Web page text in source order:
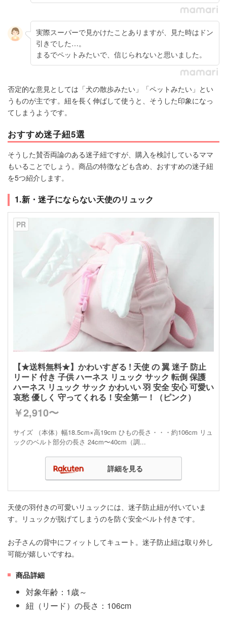
実際スーパーで見かけたことありますが、見た時はドン
引きでした…。
まるでペットみたいで、信じられないと思いました。
否定的な意見としては「犬の散歩みたい」「ペットみたい」とい
うものが主です。紐を長く伸ばして使うと、そうした印象になっ
てしまうようです。
おすすめ迷子紐5選
そうした賛否両論のある迷子紐ですが、購入を検討しているママ
もいることでしょう。商品の特徴なども含め、おすすめの迷子紐
を5つ紹介します。
1.新・迷子にならない天使のリュック
PR
【★送料無料★】かわいすぎる ! 天使 の 翼 迷子 防止
リード 付き 子供 ハーネス リュック サック 転倒 保護
ハーネス リュック サック かわいい 羽 安全 安心 可愛い
哀愁 優しく 守ってくれる！安全第一！（ピンク）
￥2,910〜
サイズ （本体）幅18.5cm×高19cm ひもの長さ・・・約106cm リュ
ックのベルト部分の長さ 24cm〜40cm（調...
詳細を見る
天使の羽付きの可愛いリュックには、迷子防止紐が付いていま
す。リュックが脱げてしまうのを防ぐ安全ベルト付きです。
お子さんの背中にフィットしてキュート。迷子防止紐は取り外し
可能が嬉しいですね。
商品詳細
対象年齢：1歳～
紐（リード）の長さ：106cm